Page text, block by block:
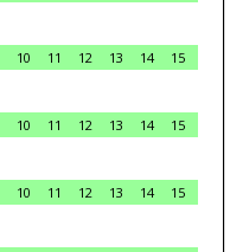
10 11 12 13 14
15
10 11 12 13 14
15
10 11 12 13 14
15